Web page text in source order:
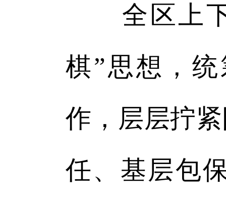
全区上下
棋”思想，
作，层层拧
任、基层包